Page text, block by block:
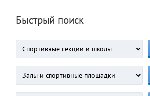
Быстрый поиск